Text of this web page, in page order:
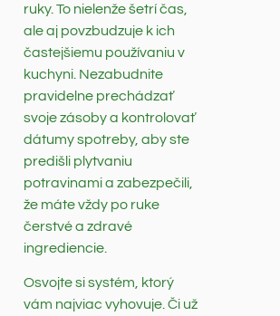
ruky. To nielenže šetrí čas,
ale aj povzbudzuje k ich
častejšiemu používaniu v
kuchyni. Nezabudnite
pravidelne prechádzať
svoje zásoby a kontrolovať
dátumy spotreby, aby ste
predišli plytvaniu
potravinami a zabezpečili,
že máte vždy po ruke
čerstvé a zdravé
ingrediencie.
Osvojte si systém, ktorý
vám najviac vyhovuje. Či už